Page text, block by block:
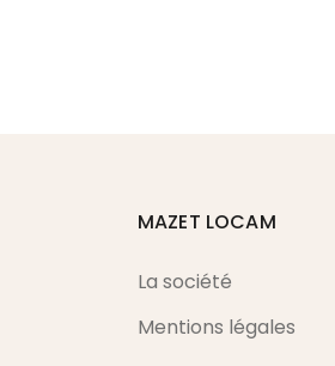
MAZET LOCAM
La société
Mentions légales